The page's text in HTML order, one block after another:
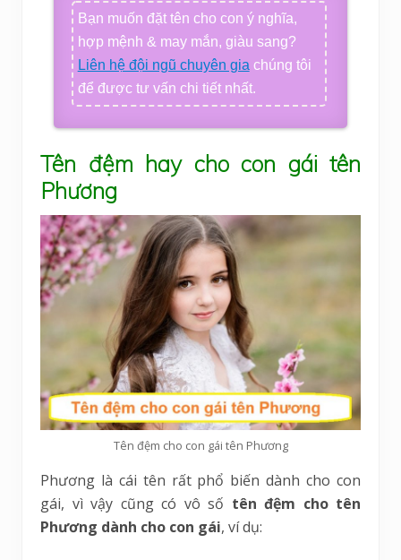
Bạn muốn đặt tên cho con ý nghĩa,
hợp mệnh & may mắn, giàu sang?
Liên hệ đội ngũ chuyên gia chúng tôi
để được tư vấn chi tiết nhất.
Tên đệm hay cho con gái tên
Phương
Tên đệm cho con gái tên Phương
Phương là cái tên rất phổ biến dành cho con
gái, vì vậy cũng có vô số tên đệm cho tên
Phương dành cho con gái, ví dụ: